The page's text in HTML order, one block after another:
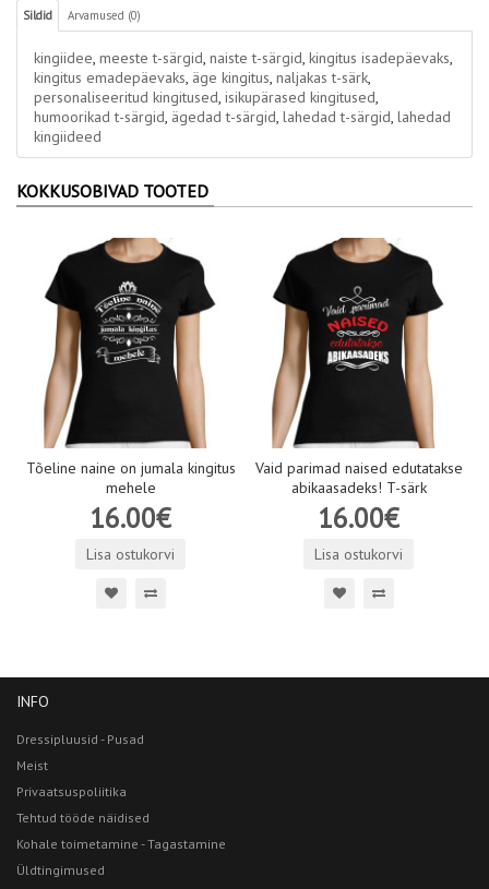
Sildid Arvamused (0)
kingiidee, meeste t-särgid, naiste t-särgid, kingitus isadepäevaks,
kingitus emadepäevaks, äge kingitus, naljakas t-särk,
personaliseeritud kingitused, isikupärased kingitused,
humoorikad t-särgid, ägedad t-särgid, lahedad t-särgid, lahedad
kingiideed
KOKKUSOBIVAD TOOTED
Tõeline naine on jumala kingitus
mehele
16.00€
Lisa ostukorvi
Vaid parimad naised edutatakse
abikaasadeks! T-särk
16.00€
Lisa ostukorvi
INFO
Dressipluusid - Pusad
Meist
Privaatsuspoliitika
Tehtud tööde näidised
Kohale toimetamine - Tagastamine
Üldtingimused